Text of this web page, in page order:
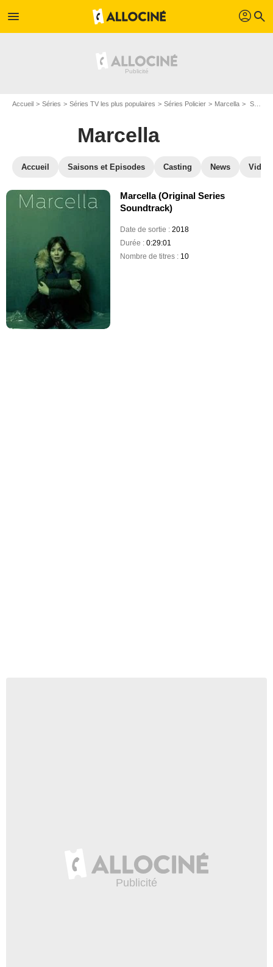
menu profil search
Accueil Séries Séries TV les plus populaires Séries Policier Marcella Soundtracks Marcella
Marcella
Accueil Saisons et Episodes Casting News
Marcella (Original Series
Soundtrack)
Date de sortie :2018
Durée :0:29:01
Nombre de titres : 10